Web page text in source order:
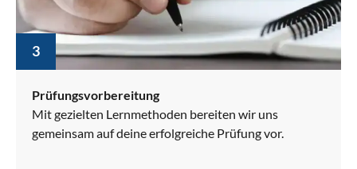
3
Prüfungsvorbereitung
Mit gezielten Lernmethoden bereiten wir uns
gemeinsam auf deine erfolgreiche Prüfung vor.